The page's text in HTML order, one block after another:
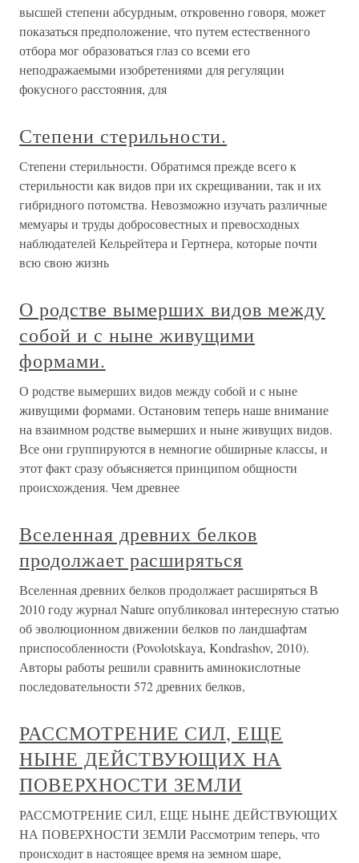
высшей степени абсурдным, откровенно говоря, может
показаться предположение, что путем естественного
отбора мог образоваться глаз со всеми его
неподражаемыми изобретениями для регуляции
фокусного расстояния, для
Степени стерильности.
Степени стерильности. Обратимся прежде всего к
стерильности как видов при их скрещивании, так и их
гибридного потомства. Невозможно изучать различные
мемуары и труды добросовестных и превосходных
наблюдателей Кельрейтера и Гертнера, которые почти
всю свою жизнь
О родстве вымерших видов между
собой и с ныне живущими
формами.
О родстве вымерших видов между собой и с ныне
живущими формами. Остановим теперь наше внимание
на взаимном родстве вымерших и ныне живущих видов.
Все они группируются в немногие обширные классы, и
этот факт сразу объясняется принципом общности
происхождения. Чем древнее
Вселенная древних белков
продолжает расширяться
Вселенная древних белков продолжает расширяться В
2010 году журнал Nature опубликовал интересную статью
об эволюционном движении белков по ландшафтам
приспособленности (Povolotskaya, Kondrashov, 2010).
Авторы работы решили сравнить аминокислотные
последовательности 572 древних белков,
РАССМОТРЕНИЕ СИЛ, ЕЩЕ
НЫНЕ ДЕЙСТВУЮЩИХ НА
ПОВЕРХНОСТИ ЗЕМЛИ
РАССМОТРЕНИЕ СИЛ, ЕЩЕ НЫНЕ ДЕЙСТВУЮЩИХ
НА ПОВЕРХНОСТИ ЗЕМЛИ Рассмотрим теперь, что
происходит в настоящее время на земном шаре,